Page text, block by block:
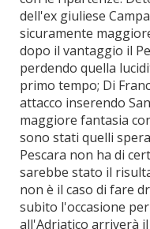
dell'ex giuliese
sicuramente
dopo il vantaggio il
perdendo quella
primo tempo; Di
attacco inserendo
maggiore fantasia
sono stati quelli
Pescara non ha di
sarebbe stato il
non è il caso di fare
subito l'occasione
all'Adriatico arriverà